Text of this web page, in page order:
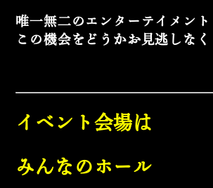
唯一無二のエンターテイメント
この機会をどうかお見逃しなく
イベント会場は
みんなのホール